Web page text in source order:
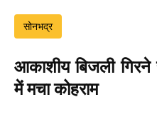
सोनभद्र
आकाशीय बिजली
में मचा कोहराम